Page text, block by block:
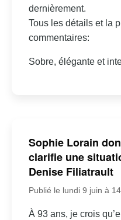
dernièrement.
Tous les détails et la
commentaires:
Sobre, élégante et
Sophie Lorain
clarifie une
Denise Filiatrault
Publié le lundi 9 juin à
À 93 ans, je crois